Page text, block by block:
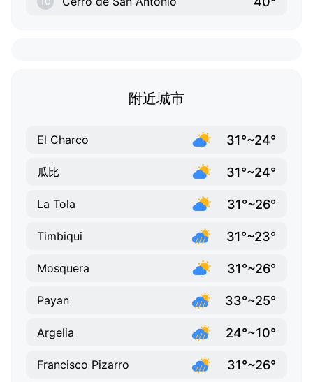
附近城市
El Charco 31°~24°
瓜比 31°~24°
La Tola 31°~26°
Timbiqui 31°~23°
Mosquera 31°~26°
Payan 33°~25°
Argelia 24°~10°
Francisco Pizarro 31°~26°